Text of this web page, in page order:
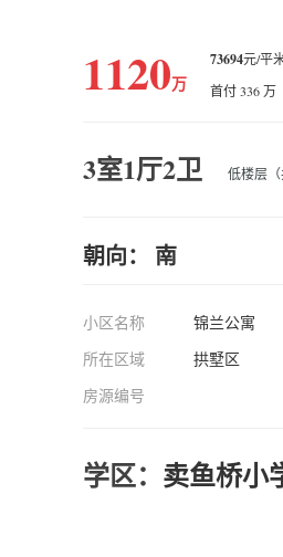
1120万
73694元/平
首付 336 万
3室1厅2卫 低楼层（
朝向： 南
小区名称
锦兰公寓
所在区域
拱墅区
房源编号
学区： 卖鱼桥小